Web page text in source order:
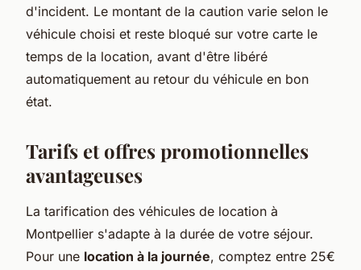
d'incident. Le montant de la caution varie selon le
véhicule choisi et reste bloqué sur votre carte le
temps de la location, avant d'être libéré
automatiquement au retour du véhicule en bon
état.
Tarifs et offres promotionnelles
avantageuses
La tarification des véhicules de location à
Montpellier s'adapte à la durée de votre séjour.
Pour une location à la journée, comptez entre 25€